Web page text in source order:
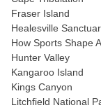
Fraser Island
Healesville
How Sports Shape
Hunter Valley
Kangaroo Island
Kings Canyon
Litchfield National